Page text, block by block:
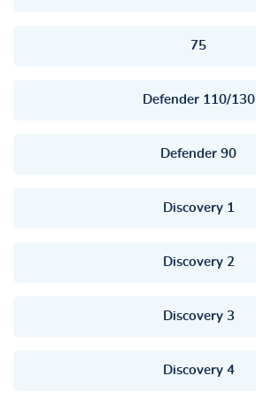
75
Defender 110/130
Defender 90
Discovery 1
Discovery 2
Discovery 3
Discovery 4